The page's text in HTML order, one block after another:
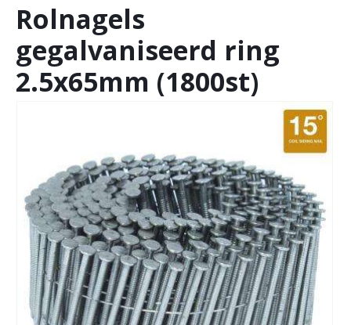
Rolnagels
gegalvaniseerd ring
2.5x65mm (1800st)